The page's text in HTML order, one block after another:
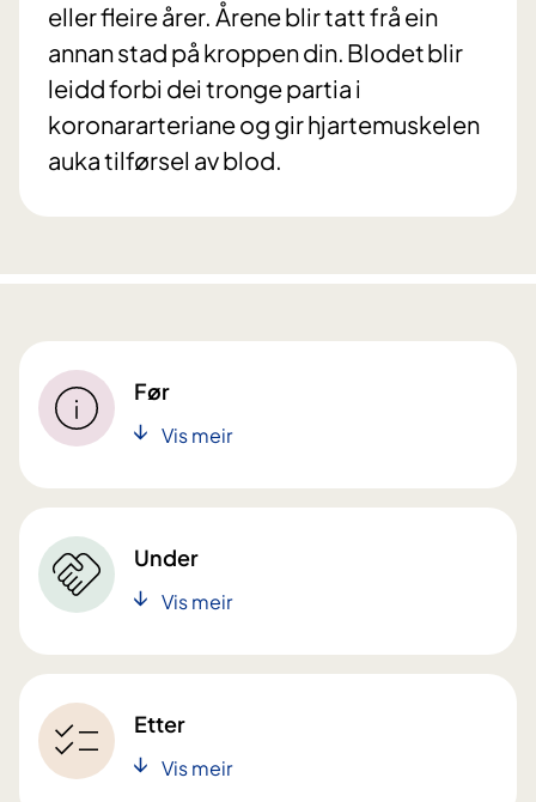
eller fleire årer. Årene blir tatt frå ein
annan stad på kroppen din. Blodet blir
leidd forbi dei tronge partia i
koronararteriane og gir hjartemuskelen
auka tilførsel av blod.
Før
Vis meir
Under
Vis meir
Etter
Vis meir